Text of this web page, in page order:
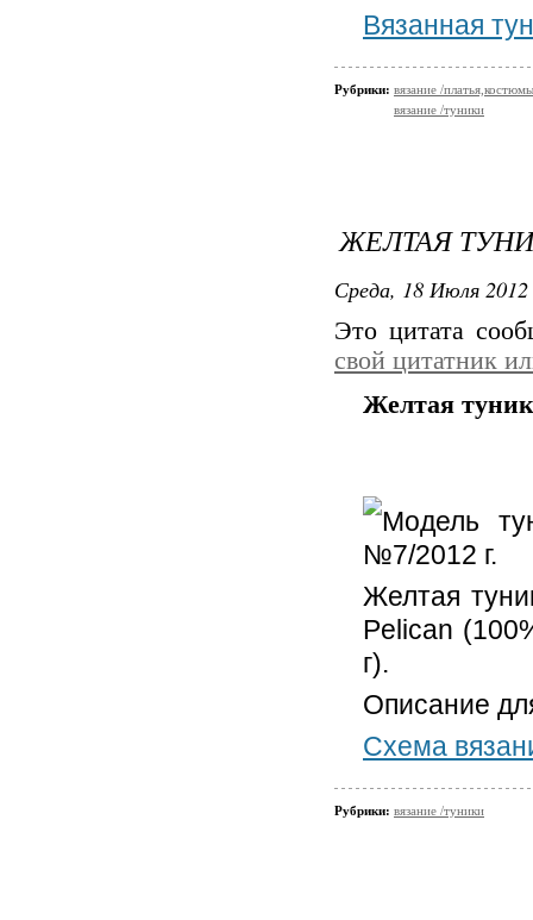
Вязанная
Рубрики: вязание /
вязание /туники
ЖЕЛТАЯ
Среда, 18 Июля
Это цитата
свой цитатник
Желтая
Модель
№7/2012 г.
Желтая
Pelican
г).
Описание
Схема
Рубрики: вязание /туники